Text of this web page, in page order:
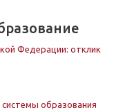
Федерации: отклик
системы образования